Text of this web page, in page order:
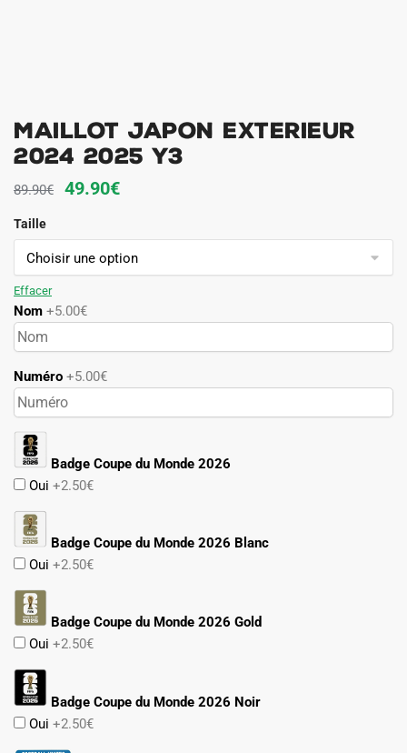
Maillot Japon Exterieur
2024 2025 Y3
89.90€
Le
initial
était :
49.90€Le
actuel
est :
Taille
Effacer
Nom +5.00€
Numéro +5.00€
Badge Coupe du Monde 2026
Oui +2.50€
Badge Coupe du Monde 2026 Blanc
Oui +2.50€
Badge Coupe du Monde 2026 Gold
Oui +2.50€
Badge Coupe du Monde 2026 Noir
Oui +2.50€